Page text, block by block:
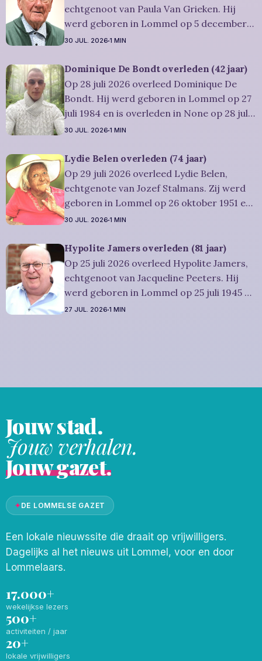
plaatsvinden in intieme kring. Condoleren
echtgenoot van Paula Van Grieken. Hij
werd geboren in Lommel op 5 december
1941 en is overleden in Mol op 30 juli 2026.
jaar. Rouwbericht Dries-Hulsmans:
Plechtigheid: U wordt vriendelijk
uitgenodigd om samen met
30 JUL. 2026 1 MIN
Dominique De Bondt overleden (42 jaar)
Op 28 juli 2026 overleed Dominique De
Bondt. Hij werd geboren in Lommel op 27
juli 1984 en is overleden in None op 28 juli
2026. Hij was woonachtig in Lommel en
nemen afscheid van Dominique tijdens een
intieme plechtigheid, omringd door zijn
naaste
30 JUL. 2026 1 MIN
Lydie Belen overleden (74 jaar)
Op 29 juli 2026 overleed Lydie Belen,
echtgenote van Jozef Stalmans. Zij werd
geboren in Lommel op 26 oktober 1951 en
is overleden in Leopoldsburg op 29 juli
en werd 74 jaar. Rouwbericht Dries-
Hulsmans: Het afscheid, waartoe u
vriendelijk wordt uitgenodigd, zal
plaatsvinden
30 JUL. 2026 1 MIN
Hypolite Jamers overleden (81 jaar)
Op 25 juli 2026 overleed Hypolite Jamers,
echtgenoot van Jacqueline Peeters. Hij
werd geboren in Lommel op 25 juli 1945 en
is overleden in Eksel op 25 juli 2026. Hij
27 JUL. 2026 1 MIN
Jouw stad.
Jouw verhalen.
Jouw gazet.
✦DE LOMMELSE GAZET
Een lokale nieuwssite die draait op vrijwilligers.
Dagelijks al het nieuws uit Lommel, voor en door
Lommelaars.
17.000+
wekelijkse lezers
500+
activiteiten / jaar
20+
lokale vrijwilligers